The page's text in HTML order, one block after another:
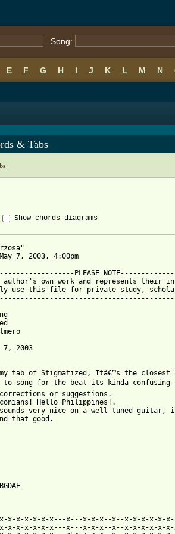
Song:
E F G H I J K L M N
& Tabs
Show chords diagrams
7, 2003, 4:00pm
PLEASE
own work and represents their
use this file for private study,
7, 2003
tab of Stigmatized, Itâ€™s the
song for the beat its kinda confusing
or suggestions.
Hello Philippines!.
sounds very nice on a well tuned
that good.
x-x-x-x-x-x---x---x-x-x--x--x-x-x-x-
x-x-x-x-x-x-x---x---x-x-x--x--x-x-x-x-